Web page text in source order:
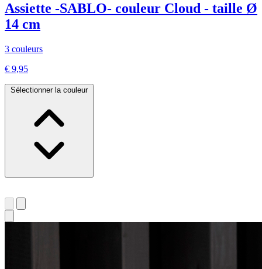
Assiette -SABLO- couleur Cloud - taille Ø
14 cm
3 couleurs
€ 9,95
Sélectionner la couleur